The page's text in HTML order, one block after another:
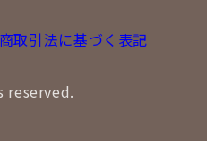
取引法に基づく表記
reserved.